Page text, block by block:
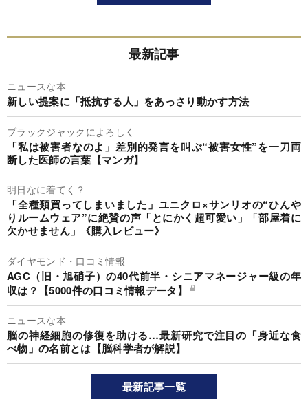
最新記事
ニュースな本
新しい提案に「抵抗する人」をあっさり動かす方法
ブラックジャックによろしく
「私は被害者なのよ」差別的発言を叫ぶ“被害女性”を一刀両
断した医師の言葉【マンガ】
明日なに着てく？
「全種類買ってしまいました」ユニクロ×サンリオの“ひんや
りルームウェア”に絶賛の声「とにかく超可愛い」「部屋着に
欠かせません」《購入レビュー》
ダイヤモンド・口コミ情報
AGC（旧・旭硝子）の40代前半・シニアマネージャー級の年
収は？【5000件の口コミ情報データ】
ニュースな本
脳の神経細胞の修復を助ける…最新研究で注目の「身近な食
べ物」の名前とは【脳科学者が解説】
最新記事一覧